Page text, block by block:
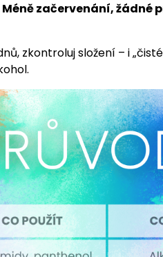
Méně začervenání, žádné
zkontroluj složení – i